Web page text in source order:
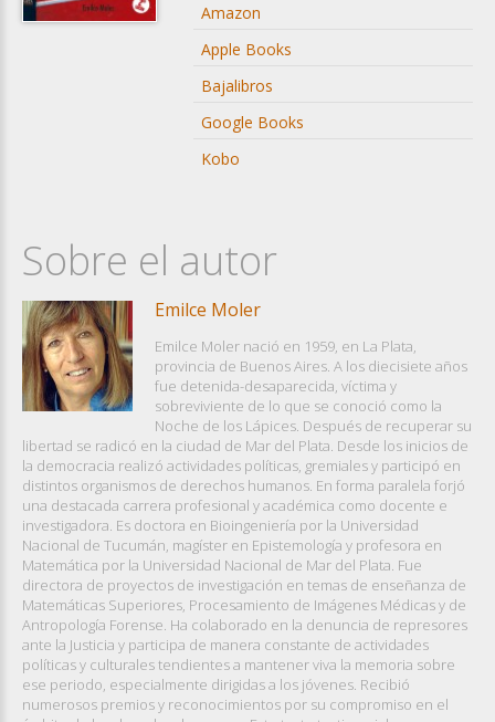
Amazon
Apple Books
Bajalibros
Google Books
Kobo
Sobre el autor
Emilce Moler
Emilce Moler nació en 1959, en La Plata,
provincia de Buenos Aires. A los diecisiete años
fue detenida-desaparecida, víctima y
sobreviviente de lo que se conoció como la
Noche de los Lápices. Después de recuperar su
libertad se radicó en la ciudad de Mar del Plata. Desde los inicios de
la democracia realizó actividades políticas, gremiales y participó en
distintos organismos de derechos humanos. En forma paralela forjó
una destacada carrera profesional y académica como docente e
investigadora. Es doctora en Bioingeniería por la Universidad
Nacional de Tucumán, magíster en Epistemología y profesora en
Matemática por la Universidad Nacional de Mar del Plata. Fue
directora de proyectos de investigación en temas de enseñanza de
Matemáticas Superiores, Procesamiento de Imágenes Médicas y de
Antropología Forense. Ha colaborado en la denuncia de represores
ante la Justicia y participa de manera constante de actividades
políticas y culturales tendientes a mantener viva la memoria sobre
ese periodo, especialmente dirigidas a los jóvenes. Recibió
numerosos premios y reconocimientos por su compromiso en el